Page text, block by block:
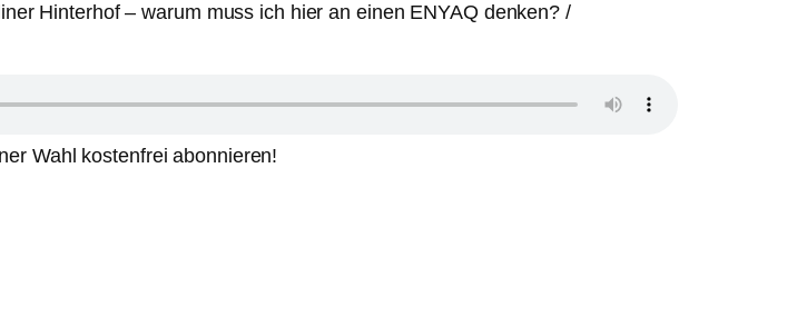
Hinterhof – warum muss ich hier an einen ENYAQ denken? /
Wahl kostenfrei abonnieren!